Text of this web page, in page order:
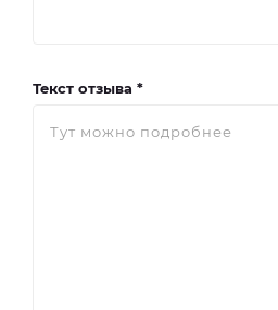
Текст отзыва *